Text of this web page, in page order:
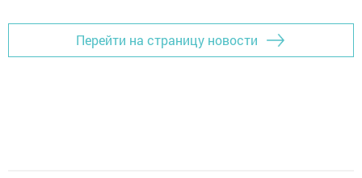
Перейти на страницу новости